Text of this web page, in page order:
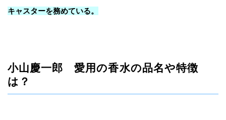
キャスターを務めている。
小山慶一郎 愛用の香水の品名や特徴
は？